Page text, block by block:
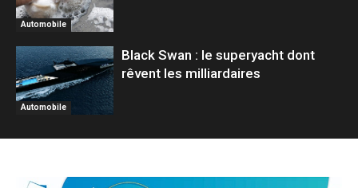
Automobile
Automobile
Black Swan : le superyacht dont
rêvent les milliardaires